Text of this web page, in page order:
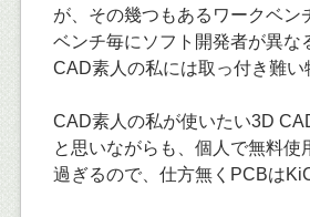
が、その幾つもあるワークベ
ベンチ毎にソフト開発者が異な
CAD素人の私には取っ付き難い
CAD素人の私が使いたい3D
と思いながらも、個人で無料
過ぎるので、仕方無くPCBは